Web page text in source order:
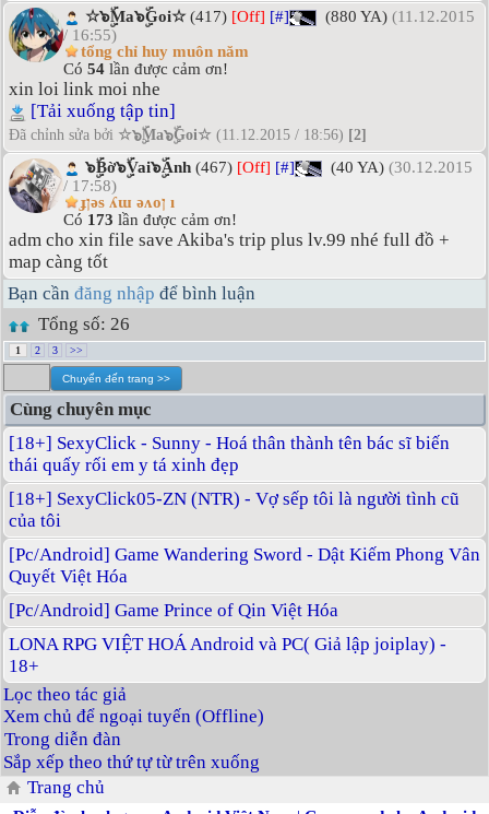
☆๖ۣۜMa๖ۣۜGoi☆(417) [Off] [#] (880 YA) (11.12.2015
/ 16:55)
tổng chỉ huy muôn năm
Có 54 lần được cảm ơn!
xin loi link moi nhe
[Tải xuống tập tin]
Đã chỉnh sửa bởi ☆๖ۣۜMa๖ۣۜGoi☆ (11.12.2015 / 18:56) [2]
๖ۣۜBờ๖ۣۜVai๖ۣۜAnh (467) [Off] [#] (40 YA) (30.12.2015
/ 17:58)
ɟןǝs ʎɯ ǝʌoן ı
Có 173 lần được cảm ơn!
adm cho xin file save Akiba's trip plus lv.99 nhé full đồ +
map càng tốt
Bạn cần đăng nhập để bình luận
Tổng số: 26
1 2 3 >>
Cùng chuyên mục
[18+] SexyClick - Sunny - Hoá thân thành tên bác sĩ biến
thái quấy rối em y tá xinh đẹp
[18+] SexyClick05-ZN (NTR) - Vợ sếp tôi là người tình cũ
của tôi
[Pc/Android] Game Wandering Sword - Dật Kiếm Phong Vân
Quyết Việt Hóa
[Pc/Android] Game Prince of Qin Việt Hóa
LONA RPG VIỆT HOÁ Android và PC( Giả lập joiplay) -
18+
Lọc theo tác giả
Xem chủ để ngoại tuyến (Offline)
Trong diễn đàn
Sắp xếp theo thứ tự từ trên xuống
Trang chủ